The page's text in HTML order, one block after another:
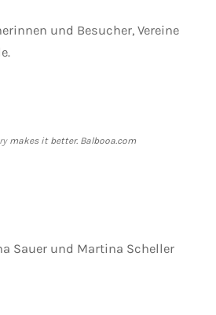
und Besucher, Vereine
makes it better. Balbooa.com
Sauer und Martina Scheller